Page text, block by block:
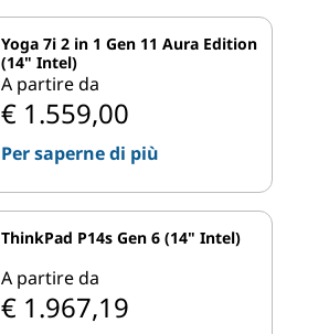
Yoga 7i 2 in 1 Gen 11 Aura Edition
(14" Intel)
A partire da
€ 1.559,00
Per saperne di più
ThinkPad P14s Gen 6 (14" Intel)
A partire da
€ 1.967,19